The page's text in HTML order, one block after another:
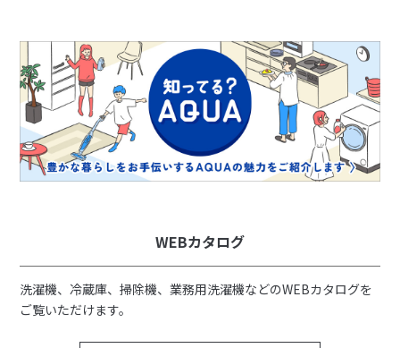
WEBカタログ
洗濯機、冷蔵庫、掃除機、業務用洗濯機などのWEBカタログを
ご覧いただけます。